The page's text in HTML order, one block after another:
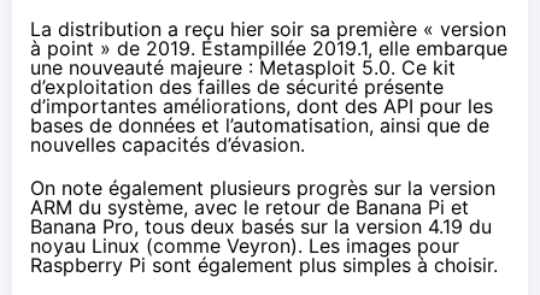
La distribution a reçu hier soir sa première « version
à point » de 2019. Estampillée 2019.1, elle embarque
une nouveauté majeure : Metasploit 5.0. Ce kit
d’exploitation des failles de sécurité présente
d’importantes améliorations, dont des API pour les
bases de données et l’automatisation, ainsi que de
nouvelles capacités d’évasion.
On note également plusieurs progrès sur la version
ARM du système, avec le retour de Banana Pi et
Banana Pro, tous deux basés sur la version 4.19 du
noyau Linux (comme Veyron). Les images pour
Raspberry Pi sont également plus simples à choisir.